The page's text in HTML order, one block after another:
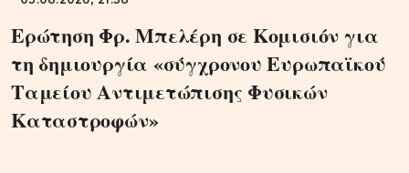
Ερώτηση Φρ. Μπελέρη σε Κομισιόν για
τη δημιουργία «σύγχρονου Ευρωπαϊκού
Ταμείου Αντιμετώπισης Φυσικών
Καταστροφών»